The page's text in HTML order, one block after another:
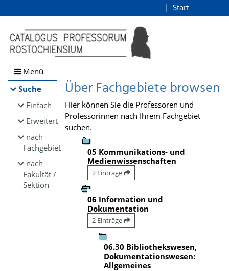
Browsen
direkt zum Inhalt
Start
Menü
Suche
Einfach
Erweitert
nach
Fachgebiet
nach
Fakultät /
Sektion
Über Fachgebiete browsen
Hier können Sie die Professoren und
Professorinnen nach Ihrem Fachgebiet
suchen.
05 Kommunikations- und
Medienwissenschaften
2 Einträge
06 Information und
Dokumentation
2 Einträge
06.30 Bibliothekswesen,
Dokumentationswesen:
Allgemeines